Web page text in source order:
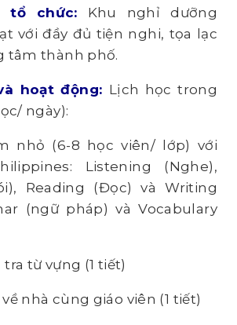
tổ chức: Khu nghỉ dưỡng
với đầy đủ tiện nghi, tọa lạc
tâm thành phố.
hoạt động: Lịch học trong
ngày):
nhỏ (6-8 học viên/ lớp) với
Listening (Nghe),
Reading (Đọc) và Writing
(ngữ pháp) và Vocabulary
tra từ vựng (1 tiết)
nhà cùng giáo viên (1 tiết)